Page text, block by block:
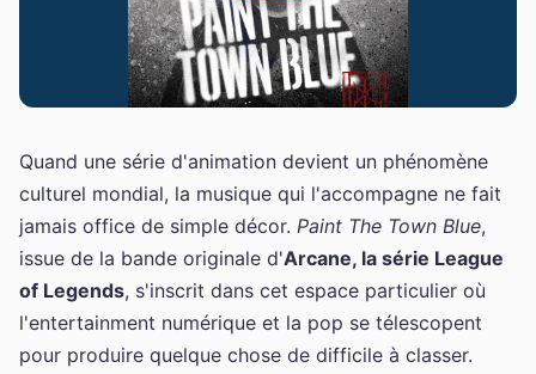
Quand une série d'animation devient un phénomène
culturel mondial, la musique qui l'accompagne ne fait
jamais office de simple décor. Paint The Town Blue,
issue de la bande originale d'Arcane, la série League
of Legends, s'inscrit dans cet espace particulier où
l'entertainment numérique et la pop se télescopent
pour produire quelque chose de difficile à classer.